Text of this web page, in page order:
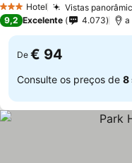
3 EstrelasHotel Vistas
9,2 Excelente 4.073 a
De € 94
Consulte os preços de 8